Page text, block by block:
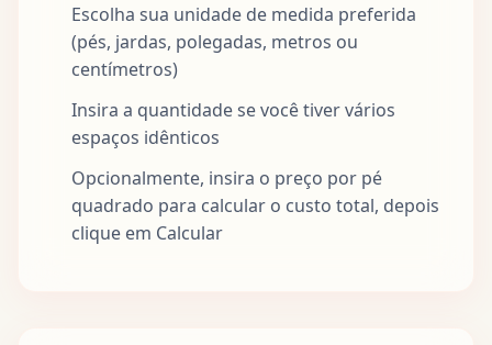
Escolha sua unidade de medida preferida
(pés, jardas, polegadas, metros ou
centímetros)
Insira a quantidade se você tiver vários
espaços idênticos
Opcionalmente, insira o preço por pé
quadrado para calcular o custo total, depois
clique em Calcular